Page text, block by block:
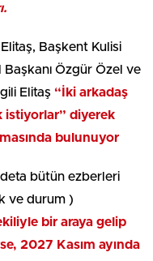
Başkent Kulisi
Özgür Özel ve
Elitaş “İki arkadaş
istiyorlar” diyerek
bulunuyor
bütün ezberleri
ve durum )
bir araya gelip
2027 Kasım ayında